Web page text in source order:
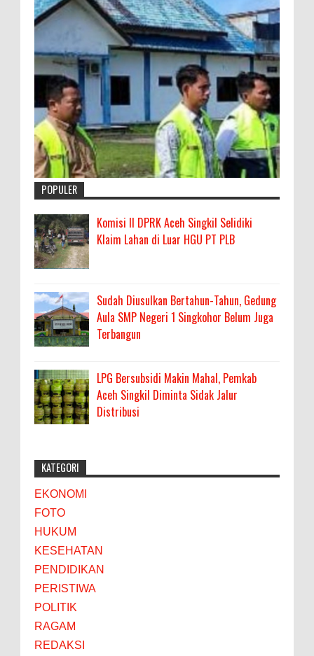
POPULER
Komisi II DPRK Aceh Singkil Selidiki
Klaim Lahan di Luar HGU PT PLB
Sudah Diusulkan Bertahun-Tahun, Gedung
Aula SMP Negeri 1 Singkohor Belum Juga
Terbangun
LPG Bersubsidi Makin Mahal, Pemkab
Aceh Singkil Diminta Sidak Jalur
Distribusi
KATEGORI
EKONOMI
FOTO
HUKUM
KESEHATAN
PENDIDIKAN
PERISTIWA
POLITIK
RAGAM
REDAKSI